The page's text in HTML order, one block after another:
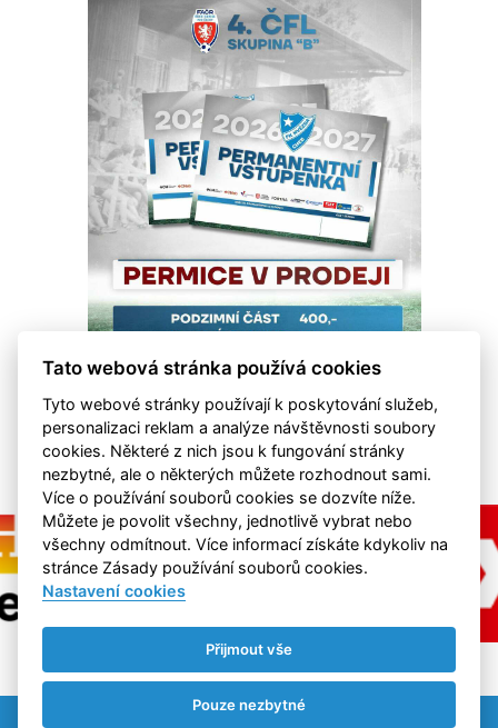
Tato webová stránka používá cookies
Tyto webové stránky používají k poskytování služeb,
personalizaci reklam a analýze návštěvnosti soubory
cookies. Některé z nich jsou k fungování stránky
nezbytné, ale o některých můžete rozhodnout sami.
Více o používání souborů cookies se dozvíte níže.
Můžete je povolit všechny, jednotlivě vybrat nebo
všechny odmítnout. Více informací získáte kdykoliv na
stránce Zásady používání souborů cookies.
Nastavení cookies
Přijmout vše
Pouze nezbytné